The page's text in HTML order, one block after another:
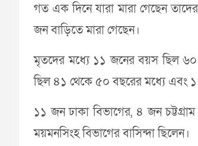
গত এক দিনে যারা মারা গেছেন
জন বাড়িতে মারা গেছেন।
মৃতদের মধ্যে ১১ জনের বয়স ছিল
ছিল ৪১ থেকে ৫০ বছরের মধ্যে এবং
১১ জন ঢাকা বিভাগের, ৪ জন
ময়মনসিংহ বিভাগের বাসিন্দা ছিলেন।